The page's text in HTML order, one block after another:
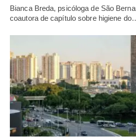
Bianca Breda, psicóloga de São
coautora de capítulo sobre higiene